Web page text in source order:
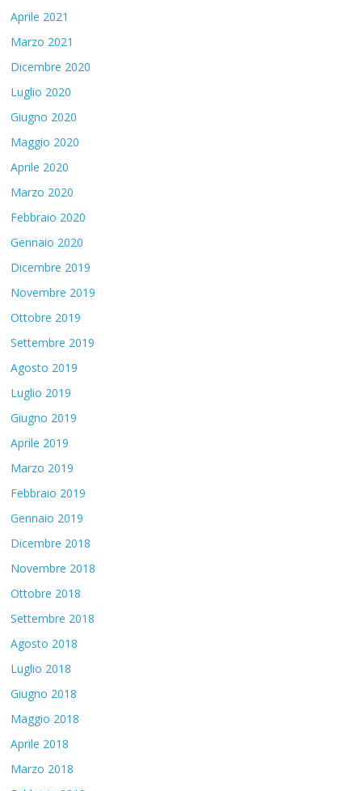
Aprile 2021
Marzo 2021
Dicembre 2020
Luglio 2020
Giugno 2020
Maggio 2020
Aprile 2020
Marzo 2020
Febbraio 2020
Gennaio 2020
Dicembre 2019
Novembre 2019
Ottobre 2019
Settembre 2019
Agosto 2019
Luglio 2019
Giugno 2019
Aprile 2019
Marzo 2019
Febbraio 2019
Gennaio 2019
Dicembre 2018
Novembre 2018
Ottobre 2018
Settembre 2018
Agosto 2018
Luglio 2018
Giugno 2018
Maggio 2018
Aprile 2018
Marzo 2018